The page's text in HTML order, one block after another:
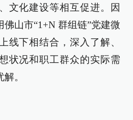
文化建设等相互促进。因
山市“1+N 群组链”党建微
线下相结合，深入了解、
状况和职工群众的实际需
。